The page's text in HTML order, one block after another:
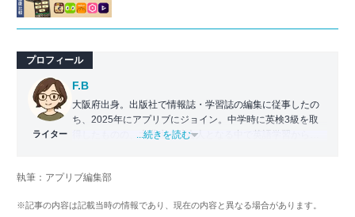
プロフィール
ライター
F.B
大阪府出身。出版社で情報誌・学習誌の編集に従事したの
ち、2025年にアプリブにジョイン。中学時に英検3級を取
得したものの、大学生・社会人となる中で英語学習から遠
り添える記事を目指している。
...続きを読む
執筆：アプリブ編集部
※記事の内容は記載当時の情報であり、現在の内容と異なる場合があります。